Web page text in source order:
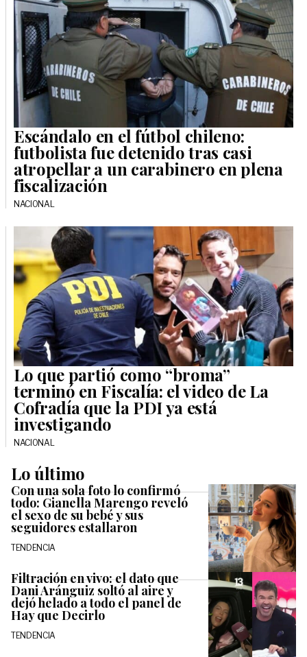
Escándalo en el fútbol chileno:
futbolista fue detenido tras casi
atropellar a un carabinero en plena
fiscalización
NACIONAL
Lo que partió como “broma”
terminó en Fiscalía: el video de La
Cofradía que la PDI ya está
investigando
NACIONAL
Lo último
Con una sola foto lo confirmó
todo: Gianella Marengo reveló
el sexo de su bebé y sus
seguidores estallaron
TENDENCIA
Filtración en vivo: el dato que
Dani Aránguiz soltó al aire y
dejó helado a todo el panel de
Hay que Decirlo
TENDENCIA